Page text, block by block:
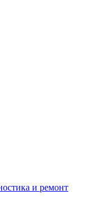
и ремонт